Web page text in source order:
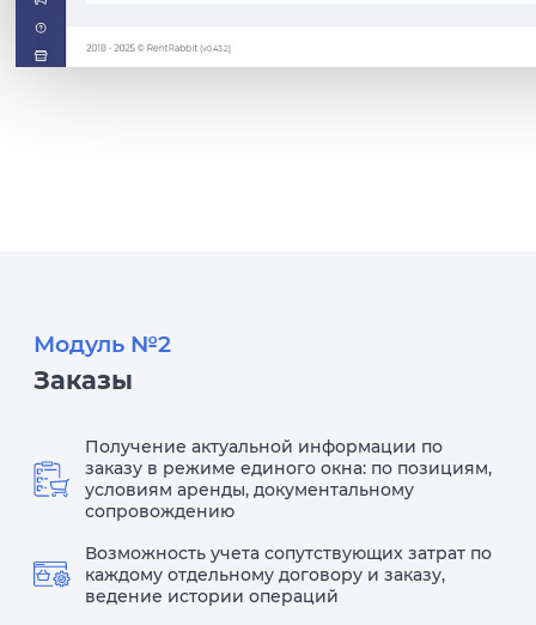
Модуль №2
Заказы
Получение актуальной информации по
заказу в режиме единого окна: по позициям,
условиям аренды, документальному
сопровождению
Возможность учета сопутствующих затрат по
каждому отдельному договору и заказу,
ведение истории операций